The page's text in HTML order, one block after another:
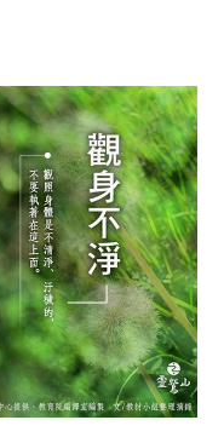
初轉法-阿含期